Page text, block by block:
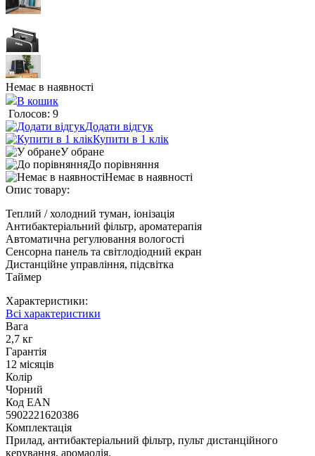
Немає в наявності
В кошик
Голосов: 9
Додати відгук
Купити в 1 клік
У обране
До порівняння
Немає в наявності
Опис товару:
Теплий / холодний туман, іонізація
Антибактеріальний фільтр, ароматерапія
Автоматична регулювання вологості
Сенсорна панель та світлодіодний екран
Дистанційне управління, підсвітка
Таймер
Характеристики:
Всі характеристики
Вага
2,7 кг
Гарантія
12 місяців
Колір
Чорний
Код ЕАN
5902221620386
Комплектація
Прилад, антибактеріальний фільтр, пульт дистанційного
керування, аромаолія.